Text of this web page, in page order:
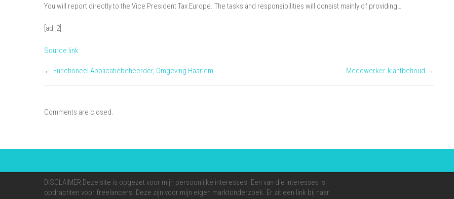
You will report directly to the Vice President Tax Europe. The tasks and responsibilities will consist mainly of providing…
[ad_2]
Source link
← Functioneel Applicatiebeheerder, Omgeving Haarlem Medewerker-klantbehoud →
Comments are closed.
DISCLAIMER Deze site is opgezet voor mijn persoonlijke interesses. Een van die interesses is
opdrachten voor freelancers. Deze zijn voor mijn eigen marktonderzoek. Er zit een link bij naar